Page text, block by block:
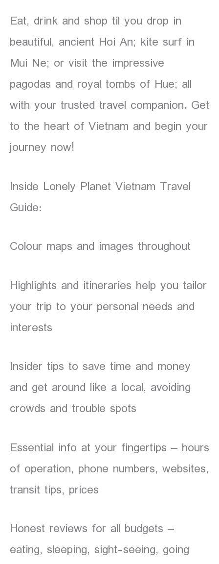
Eat, drink and shop til you drop in
beautiful, ancient Hoi An; kite surf in
Mui Ne; or visit the impressive
pagodas and royal tombs of Hue; all
with your trusted travel companion. Get
to the heart of Vietnam and begin your
journey now!
Inside Lonely Planet Vietnam Travel
Guide:
Colour maps and images throughout
Highlights and itineraries help you tailor
your trip to your personal needs and
interests
Insider tips to save time and money
and get around like a local, avoiding
crowds and trouble spots
Essential info at your fingertips – hours
of operation, phone numbers, websites,
transit tips, prices
Honest reviews for all budgets –
eating, sleeping, sight-seeing, going